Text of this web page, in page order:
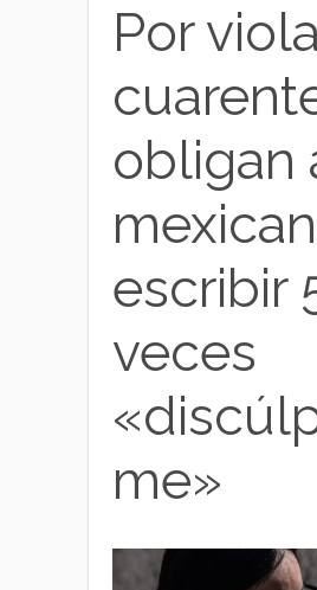
Por
obligan
escribir
veces
me»